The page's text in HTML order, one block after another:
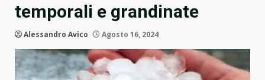
temporali e grandinate
Alessandro Avico Agosto 16, 2024